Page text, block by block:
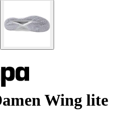
Wing lite